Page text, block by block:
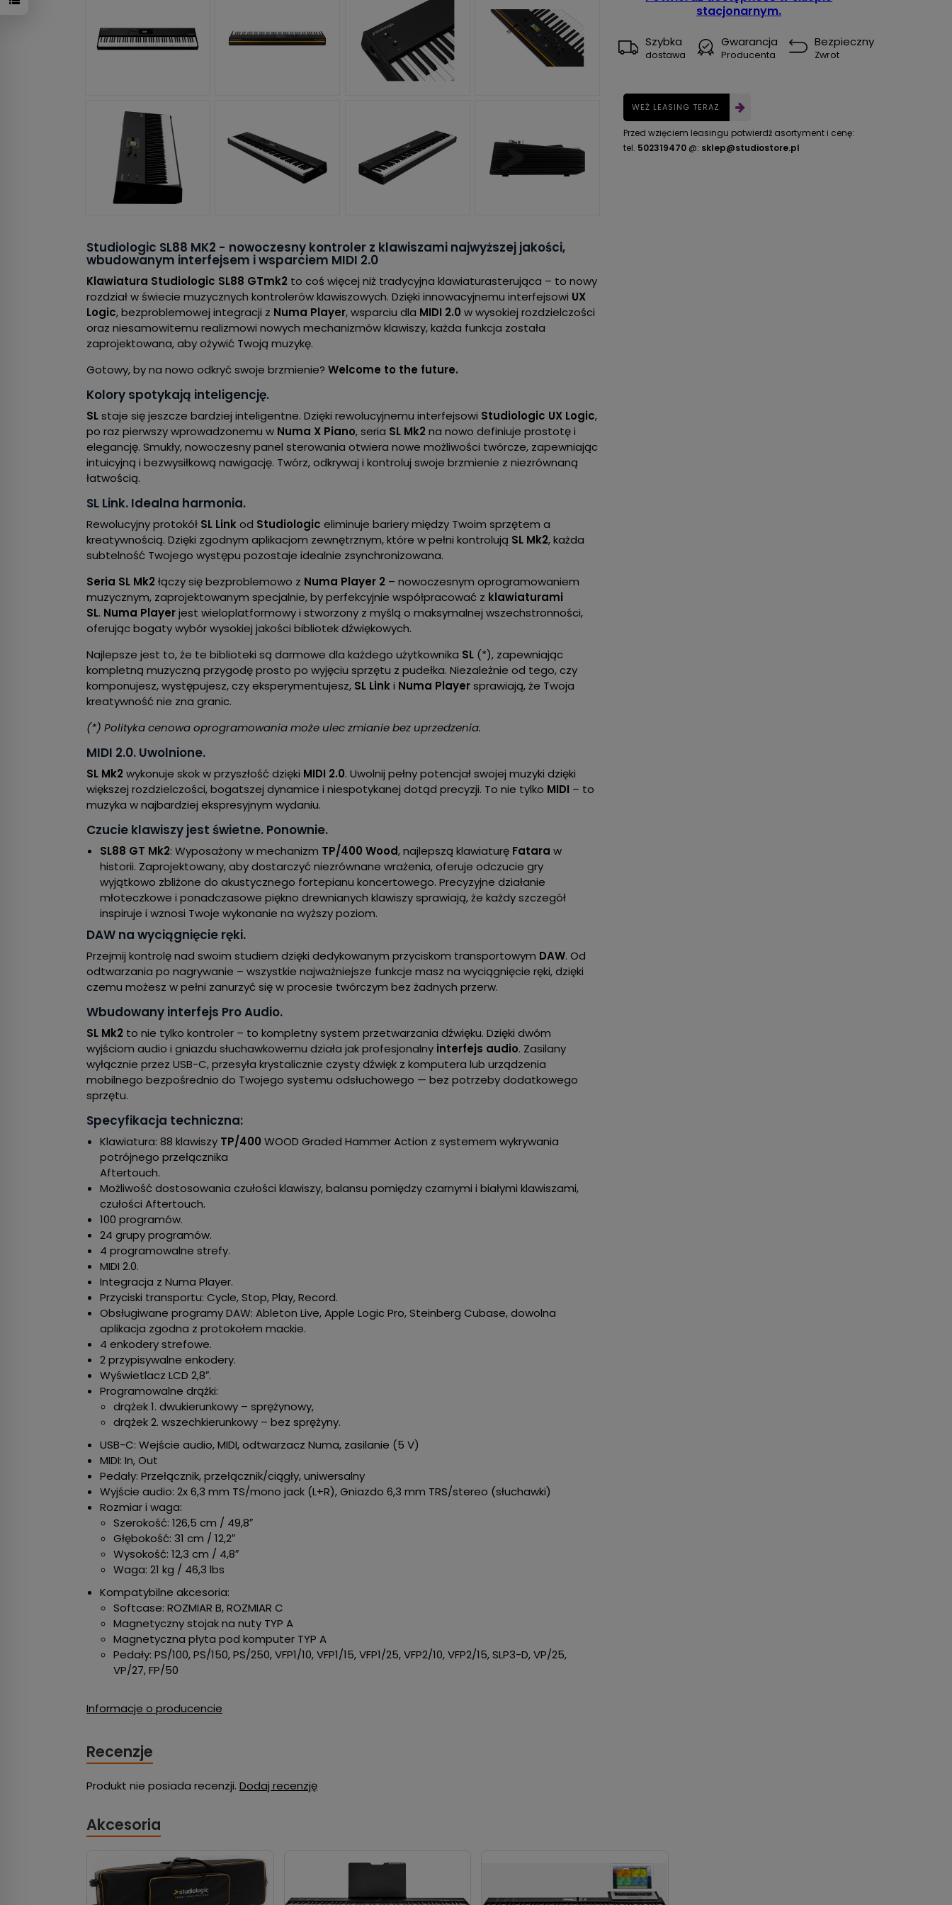
stacjonarnym.
Szybka
dostawa
Gwarancja
Producenta
Bezpieczny
Zwrot
WEŹ LEASING TERAZ
Przed wzięciem leasingu potwierdź asortyment i cenę:
tel. 502319470 @: sklep@studiostore.pl
Studiologic SL88 MK2 - nowoczesny kontroler z klawiszami najwyższej jakości,
wbudowanym interfejsem i wsparciem MIDI 2.0
Klawiatura Studiologic SL88 GTmk2 to coś więcej niż tradycyjna klawiaturasterująca – to nowy
rozdział w świecie muzycznych kontrolerów klawiszowych. Dzięki innowacyjnemu interfejsowi UX
Logic, bezproblemowej integracji z Numa Player, wsparciu dla MIDI 2.0 w wysokiej rozdzielczości
oraz niesamowitemu realizmowi nowych mechanizmów klawiszy, każda funkcja została
zaprojektowana, aby ożywić Twoją muzykę.
Gotowy, by na nowo odkryć swoje brzmienie? Welcome to the future.
Kolory spotykają inteligencję.
SLstaje się jeszcze bardziej inteligentne. Dzięki rewolucyjnemu interfejsowi Studiologic UX Logic,
po raz pierwszy wprowadzonemu w Numa X Piano, seria SL Mk2 na nowo definiuje prostotę i
elegancję. Smukły, nowoczesny panel sterowania otwiera nowe możliwości twórcze, zapewniając
intuicyjną i bezwysiłkową nawigację. Twórz, odkrywaj i kontroluj swoje brzmienie z niezrównaną
łatwością.
SL Link. Idealna harmonia.
Rewolucyjny protokół SL Linkod Studiologic eliminuje bariery między Twoim sprzętem a
kreatywnością. Dzięki zgodnym aplikacjom zewnętrznym, które w pełni kontrolują SL Mk2, każda
subtelność Twojego występu pozostaje idealnie zsynchronizowana.
Seria SL Mk2 łączy się bezproblemowo z Numa Player 2 – nowoczesnym oprogramowaniem
muzycznym, zaprojektowanym specjalnie, by perfekcyjnie współpracować z klawiaturami
SL. Numa Playerjest wieloplatformowy i stworzony z myślą o maksymalnej wszechstronności,
oferując bogaty wybór wysokiej jakości bibliotek dźwiękowych.
Najlepsze jest to, że te biblioteki są darmowe dla każdego użytkownika SL (*), zapewniając
kompletną muzyczną przygodę prosto po wyjęciu sprzętu z pudełka. Niezależnie od tego, czy
komponujesz, występujesz, czy eksperymentujesz, SL Linki Numa Playersprawiają, że Twoja
kreatywność nie zna granic.
(*) Polityka cenowa oprogramowania może ulec zmianie bez uprzedzenia.
MIDI 2.0. Uwolnione.
SL Mk2 wykonuje skok w przyszłość dzięki MIDI 2.0. Uwolnij pełny potencjał swojej muzyki dzięki
większej rozdzielczości, bogatszej dynamice i niespotykanej dotąd precyzji. To nie tylko MIDI – to
muzyka w najbardziej ekspresyjnym wydaniu.
Czucie klawiszy jest świetne. Ponownie.
SL88 GT Mk2: Wyposażony w mechanizm TP/400 Wood, najlepszą klawiaturę Fatara w
historii. Zaprojektowany, aby dostarczyć niezrównane wrażenia, oferuje odczucie gry
wyjątkowo zbliżone do akustycznego fortepianu koncertowego. Precyzyjne działanie
młoteczkowe i ponadczasowe piękno drewnianych klawiszy sprawiają, że każdy szczegół
inspiruje i wznosi Twoje wykonanie na wyższy poziom.
DAW na wyciągnięcie ręki.
Przejmij kontrolę nad swoim studiem dzięki dedykowanym przyciskom transportowym DAW. Od
odtwarzania po nagrywanie – wszystkie najważniejsze funkcje masz na wyciągnięcie ręki, dzięki
czemu możesz w pełni zanurzyć się w procesie twórczym bez żadnych przerw.
Wbudowany interfejs Pro Audio.
SL Mk2 to nie tylko kontroler – to kompletny system przetwarzania dźwięku. Dzięki dwóm
wyjściom audio i gniazdu słuchawkowemu działa jak profesjonalny interfejs audio. Zasilany
wyłącznie przez USB-C, przesyła krystalicznie czysty dźwięk z komputera lub urządzenia
mobilnego bezpośrednio do Twojego systemu odsłuchowego — bez potrzeby dodatkowego
sprzętu.
Specyfikacja techniczna:
Klawiatura: 88 klawiszy TP/400 WOOD Graded Hammer Action z systemem wykrywania
potrójnego przełącznika
Aftertouch.
Możliwość dostosowania czułości klawiszy, balansu pomiędzy czarnymi i białymi klawiszami,
czułości Aftertouch.
100 programów.
24 grupy programów.
4 programowalne strefy.
MIDI 2.0.
Integracja z Numa Player.
Przyciski transportu: Cycle, Stop, Play, Record.
Obsługiwane programy DAW: Ableton Live, Apple Logic Pro, Steinberg Cubase, dowolna
aplikacja zgodna z protokołem mackie.
4 enkodery strefowe.
2 przypisywalne enkodery.
Wyświetlacz LCD 2,8″.
Programowalne drążki:
drążek 1. dwukierunkowy – sprężynowy,
drążek 2. wszechkierunkowy – bez sprężyny.
USB-C: Wejście audio, MIDI, odtwarzacz Numa, zasilanie (5 V)
MIDI: In, Out
Pedały: Przełącznik, przełącznik/ciągły, uniwersalny
Wyjście audio: 2x 6,3 mm TS/mono jack (L+R), Gniazdo 6,3 mm TRS/stereo (słuchawki)
Rozmiar i waga:
Szerokość: 126,5 cm / 49,8″
Głębokość: 31 cm / 12,2″
Wysokość: 12,3 cm / 4,8″
Waga: 21 kg / 46,3 lbs
Kompatybilne akcesoria:
Softcase: ROZMIAR B, ROZMIAR C
Magnetyczny stojak na nuty TYP A
Magnetyczna płyta pod komputer TYP A
Pedały: PS/100, PS/150, PS/250, VFP1/10, VFP1/15, VFP1/25, VFP2/10, VFP2/15, SLP3-D, VP/25,
VP/27, FP/50
Informacje o producencie
Recenzje
Produkt nie posiada recenzji. Dodaj recenzję
Akcesoria